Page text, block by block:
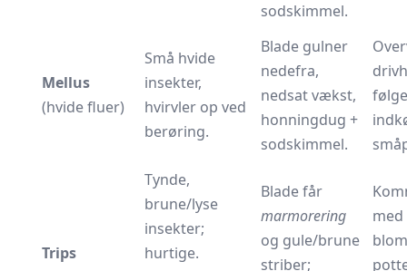
sodskimmel.
Mellus
(hvide fluer)
Små hvide
insekter,
hvirvler op ved
berøring.
Blade gulner
nedefra,
nedsat vækst,
honningdug +
sodskimmel.
Trips
Tynde,
brune/lyse
insekter;
hurtige.
Blade får
marmorering
og gule/brune
striber;
med